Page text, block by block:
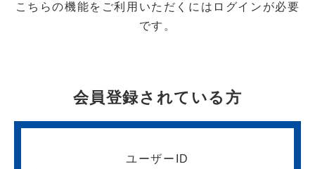
こちらの機能をご利用いただくにはログインが必要
です。
会員登録されている方
ユーザーID